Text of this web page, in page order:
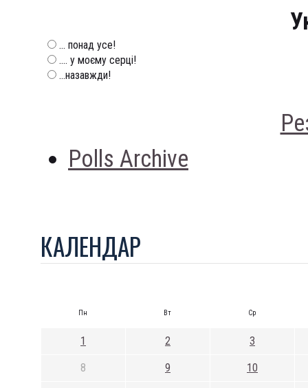
... понад усе!
.... у моєму серці!
...назавжди!
Polls Archive
КАЛЕНДАР
Пн Вт Ср
1 2 3
8 9 10